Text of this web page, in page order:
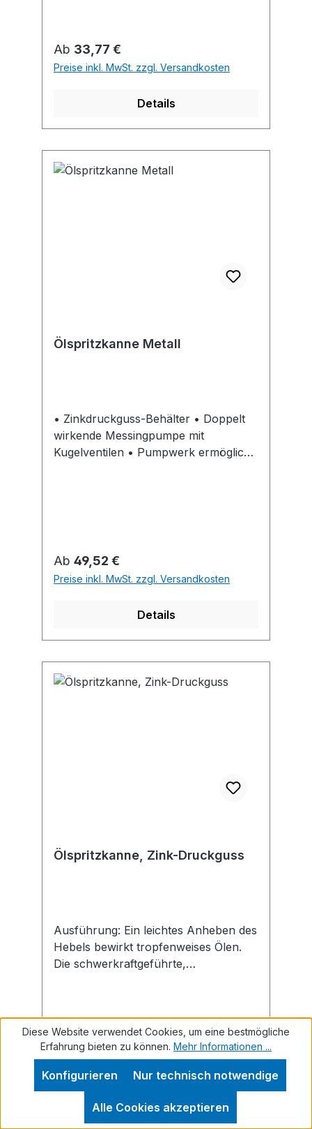
über Kopf nicht möglich.
Regulärer Preis:
Ab 33,77 €
Preise inkl. MwSt. zzgl. Versandkosten
Details
Ölspritzkanne Metall
• Zinkdruckguss-Behälter • Doppelt
wirkende Messingpumpe mit
Kugelventilen • Pumpwerk ermöglicht
über Kopf nicht möglich.
Regulärer Preis:
Ab 49,52 €
Preise inkl. MwSt. zzgl. Versandkosten
Details
Ölspritzkanne, Zink-Druckguss
Ausführung: Ein leichtes Anheben des
Hebels bewirkt tropfenweises Ölen.
Die schwerkraftgeführte,
Behälterentleerung. Anwendung:
Geeignet für dick- und dünnflüssige
Öle und synthetische Schmierstoffe.
Behälter aus Zink-Druckguss. Durch
Druckpumpe ist das Ölen in fast jeder
Regulärer Preis:
Ab39,68 €
Preise inkl. MwSt. zzgl. Versandkosten
Diese Website verwendet Cookies, um eine bestmögliche
Erfahrung bieten zu können. Mehr Informationen ...
Nur technisch notwendige
Konfigurieren
Alle Cookies akzeptieren